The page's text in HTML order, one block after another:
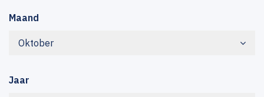
Maand
Oktober
Jaar